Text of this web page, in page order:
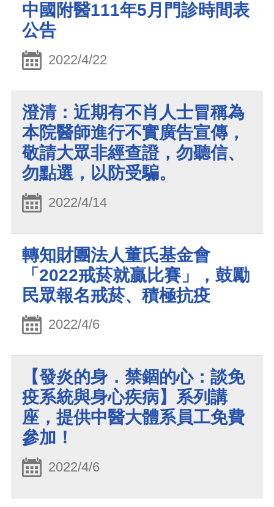
中國附醫111年5月門診時間表
公告
2022/4/22
澄清：近期有不肖人士冒稱為
本院醫師進行不實廣告宣傳，
敬請大眾非經查證，勿聽信、
勿點選，以防受騙。
2022/4/14
轉知財團法人董氏基金會
「2022戒菸就贏比賽」，鼓勵
民眾報名戒菸、積極抗疫
2022/4/6
【發炎的身．禁錮的心：談免
疫系統與身心疾病】系列講
座，提供中醫大體系員工免費
參加！
2022/4/6